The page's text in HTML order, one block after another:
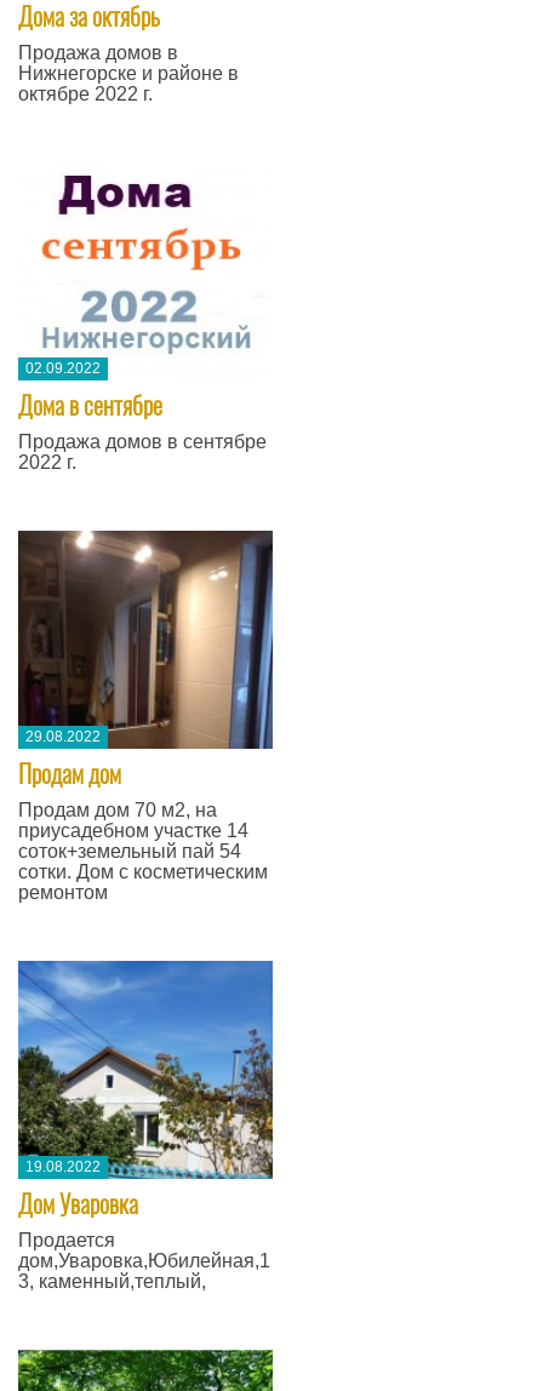
Дома за октябрь
Продажа домов в
Нижнегорске и районе в
октябре 2022 г.
02.09.2022
Дома в сентябре
Продажа домов в сентябре
2022 г.
29.08.2022
​Продам дом
Продам дом 70 м2, на
приусадебном участке 14
соток+земельный пай 54
сотки. Дом с косметическим
ремонтом
19.08.2022
Дом Уваровка
Продается
дом,Уваровка,Юбилейная,1
3, каменный,теплый,